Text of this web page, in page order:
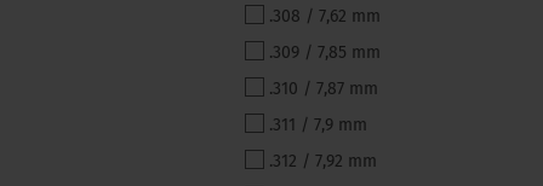
.308 / 7,62 mm
.309 / 7,85 mm
.310 / 7,87 mm
.311 / 7,9 mm
.312 / 7,92 mm